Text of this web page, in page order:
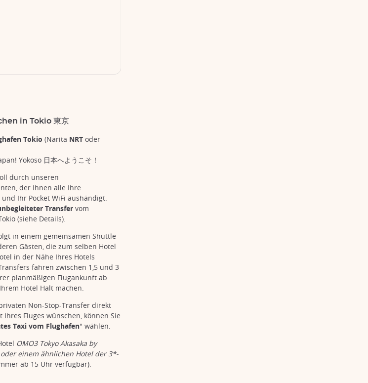
in Tokio 東京
Tokio (Narita NRT oder
Yokoso 日本へようこそ！
durch unseren
der Ihnen alle Ihre
Ihr Pocket WiFi aushändigt.
Transfer vom
(siehe Details).
in einem gemeinsamen Shuttle
Gästen, die zum selben Hotel
in der Nähe Ihres Hotels
fahren zwischen 1,5 und 3
planmäßigen Flugankunft ab
Hotel Halt machen.
Non-Stop-Transfer direkt
Ihres Fluges wünschen, können Sie
Taxi vom Flughafen" wählen.
OMO3 Tokyo Akasaka by
einem ähnlichen Hotel der 3*-
ab 15 Uhr verfügbar).